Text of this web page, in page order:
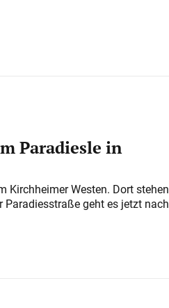
Paradiesle in
Kirchheimer Westen. Dort stehen
Paradiesstraße geht es jetzt nach